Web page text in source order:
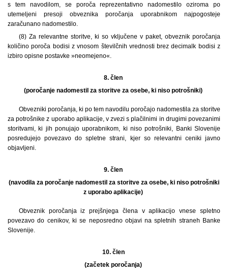
s tem navodilom, se poroča reprezentativno nadomestilo oziroma po
utemeljeni presoji obveznika poročanja uporabnikom najpogosteje
zaračunano nadomestilo.
(8) Za relevantne storitve, ki so vključene v paket, obveznik poročanja
količino poroča bodisi z vnosom številčnih vrednosti brez decimalk bodisi z
izbiro opisne postavke »neomejeno«.
8. člen
(poročanje nadomestil za storitve za osebe, ki niso potrošniki)
Obvezniki poročanja, ki po tem navodilu poročajo nadomestila za storitve
za potrošnike z uporabo aplikacije, v zvezi s plačilnimi in drugimi povezanimi
storitvami, ki jih ponujajo uporabnikom, ki niso potrošniki, Banki Slovenije
posredujejo povezavo do spletne strani, kjer so relevantni ceniki javno
objavljeni.
9. člen
(navodila za poročanje nadomestil za storitve za osebe, ki niso potrošniki
z uporabo aplikacije)
Obveznik poročanja iz prejšnjega člena v aplikacijo vnese spletno
povezavo do cenikov, ki se neposredno objavi na spletnih straneh Banke
Slovenije.
10. člen
(začetek poročanja)